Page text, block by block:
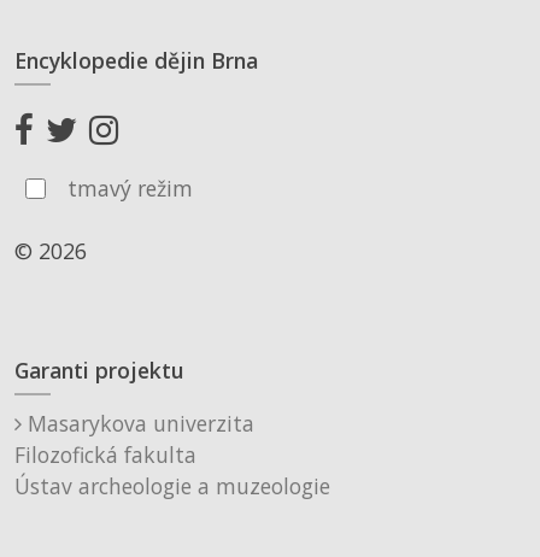
Encyklopedie dějin Brna
tmavý režim
© 2026
Garanti projektu
Masarykova univerzita
Filozofická fakulta
Ústav archeologie a muzeologie